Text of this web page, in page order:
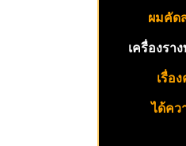
ผมคัด
เครื่องรา
เรื่อ
ได้คว